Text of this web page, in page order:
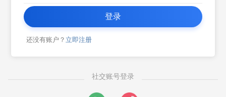
登录
还没有账户？ 立即注册
社交账号登录